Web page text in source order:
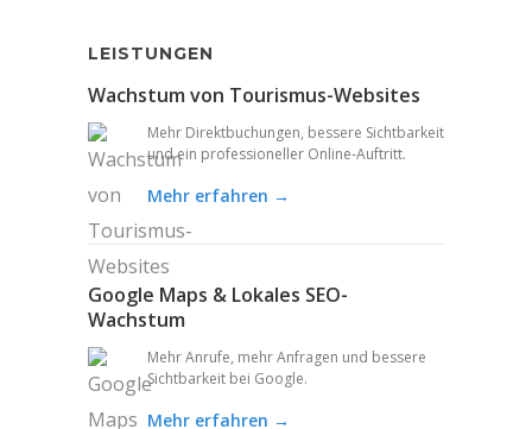
LEISTUNGEN
Wachstum von Tourismus-Websites
Mehr Direktbuchungen, bessere Sichtbarkeit
und ein professioneller Online-Auftritt.
Mehr erfahren →
Google Maps & Lokales SEO-
Wachstum
Mehr Anrufe, mehr Anfragen und bessere
Sichtbarkeit bei Google.
Mehr erfahren →